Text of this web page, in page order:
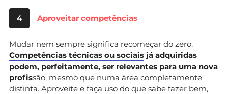
4 Aproveitar competências
Mudar nem sempre significa recomeçar do zero.
Competências técnicas ou sociais já adquiridas
podem, perfeitamente, ser relevantes para uma nova
profissão, mesmo que numa área completamente
distinta. Aproveite e faça uso do que sabe fazer bem,